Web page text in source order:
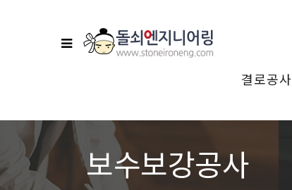
결로공사
보수보강공사